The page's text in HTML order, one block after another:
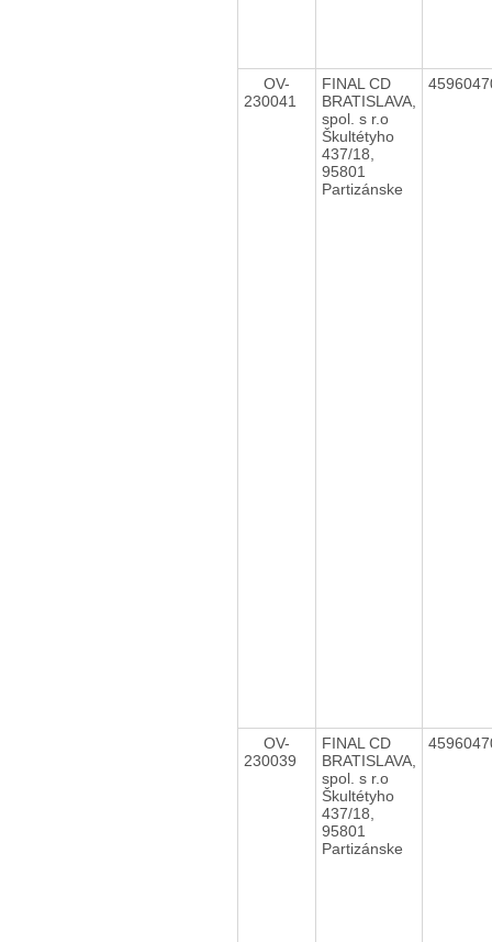
OV-
230041
FINAL CD
BRATISLAVA,
spol. s r.o
Škultétyho
437/18,
95801
Partizánske
OV-
230039
FINAL CD
BRATISLAVA,
spol. s r.o
Škultétyho
437/18,
95801
Partizánske